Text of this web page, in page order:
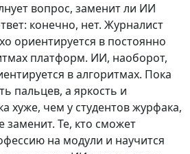
вопрос, заменит ли ИИ
конечно, нет. Журналист
ориентируется в постоянно
платформ. ИИ, наоборот,
в алгоритмах. Пока
пальцев, а яркость и
хуже, чем у студентов журфака,
заменит. Те, кто сможет
на модули и научится